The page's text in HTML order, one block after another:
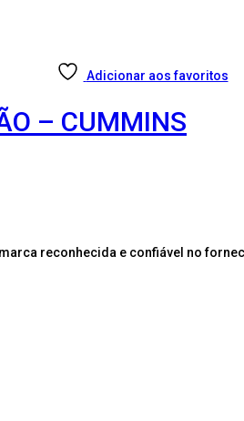
Adicionar aos favoritos
– CUMMINS
reconhecida e confiável no